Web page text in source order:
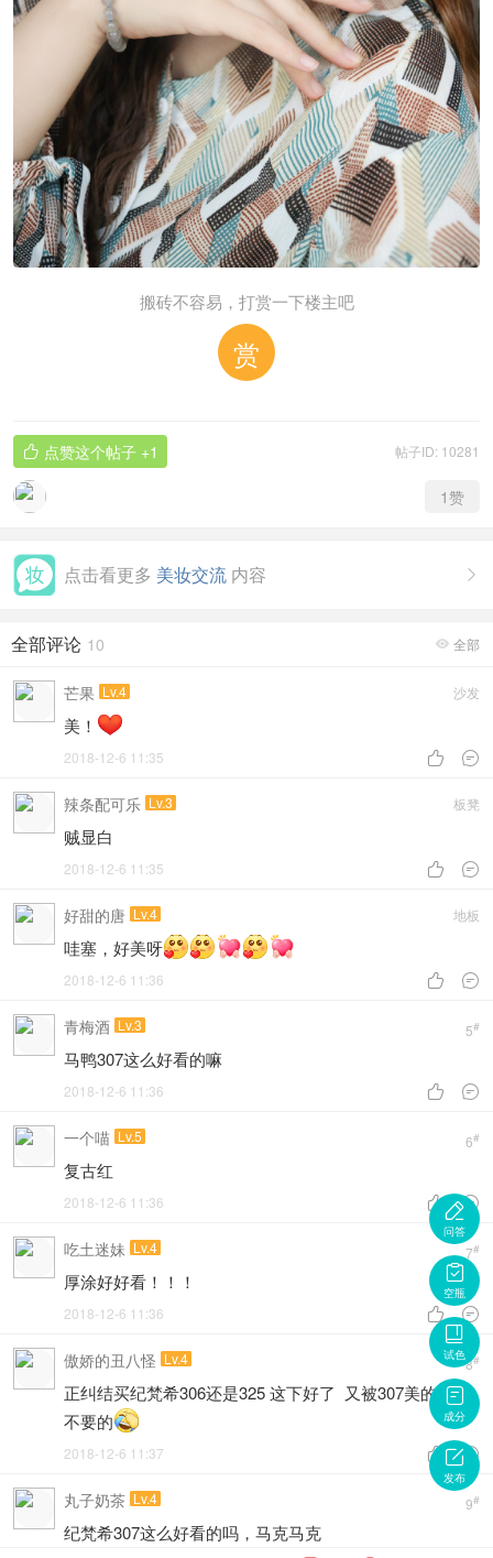
搬砖不容易，打赏一下楼主吧
赏
帖子ID: 10281
 点赞这个帖子 +1
1赞

点击看更多 美妆交流 内容
 全部
全部评论 10
沙发
芒果 Lv.4
美！
 
2018-12-6 11:35
板凳
辣条配可乐 Lv.3
贼显白
 
2018-12-6 11:35
地板
好甜的唐 Lv.4
哇塞，好美呀
 
2018-12-6 11:36
5#
青梅酒 Lv.3
马鸭307这么好看的嘛
 
2018-12-6 11:36
6#
一个喵 Lv.5
复古红
 
2018-12-6 11:36
7#
吃土迷妹 Lv.4
厚涂好好看！！！
 
2018-12-6 11:36
8#
傲娇的丑八怪 Lv.4
正纠结买纪梵希306还是325 这下好了 又被307美的不要
不要的
 
2018-12-6 11:37
9#
丸子奶茶 Lv.4
纪梵希307这么好看的吗，马克马克

问答

空瓶

试色

成分

发布